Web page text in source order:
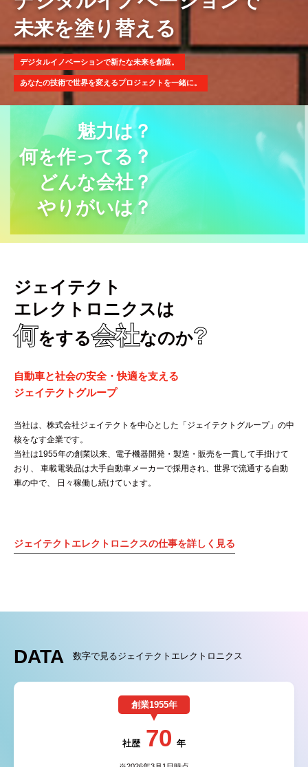
未来を塗り替える
デジタルイノベーションで新たな未来を創造。
あなたの技術で世界を変えるプロジェクトを一緒に。
ジェイテクト
エレクトロニクスは
何をする会社なのか?
自動車と社会の安全・快適を支える
ジェイテクトグループ
当社は、株式会社ジェイテクトを中心とした「ジェイテクトグループ」の中
核をなす企業です。
当社は1955年の創業以来、電子機器開発・製造・販売を一貫して手掛けて
おり、
車載電装品は大手自動車メーカーで採用され、世界で流通する自動
車の中で、
日々稼働し続けています。
ジェイテクトエレクトロニクスの仕事を詳しく見る
魅力は？
何を作ってる？
どんな会社？
やりがいは？
DATA 数字で見るジェイテクトエレクトロニクス
創業1955年
社歴 70 年